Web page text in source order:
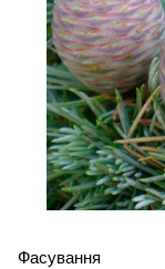
Фасування